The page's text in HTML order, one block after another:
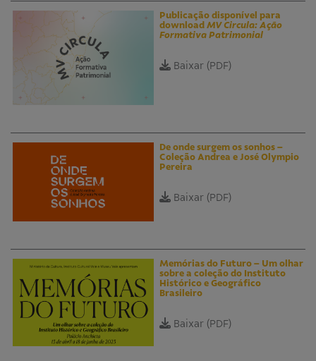
Publicação disponível para
download MV Circula: Ação
Formativa Patrimonial
Baixar (PDF)
De onde surgem os sonhos –
Coleção Andrea e José Olympio
Pereira
Baixar (PDF)
Memórias do Futuro – Um olhar
sobre a coleção do Instituto
Histórico e Geográfico
Brasileiro
Baixar (PDF)